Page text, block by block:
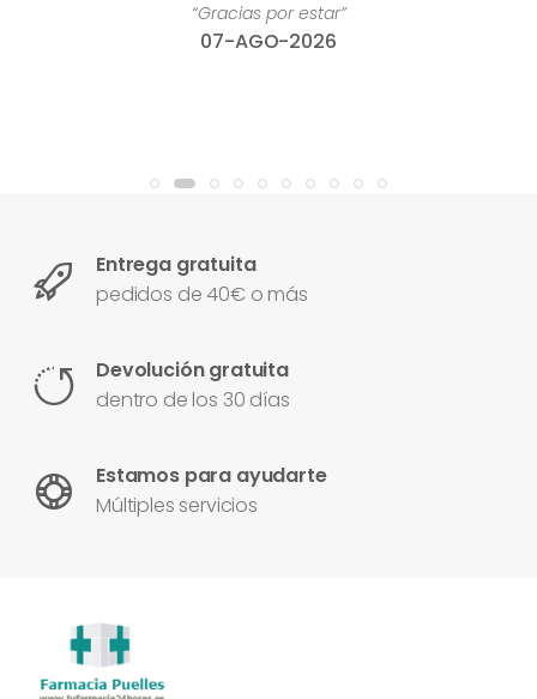
“Gracias por estar”
07-AGO-2026
Entrega gratuita
pedidos de 40€ o más
Devolución gratuita
dentro de los 30 días
Estamos para ayudarte
Múltiples servicios